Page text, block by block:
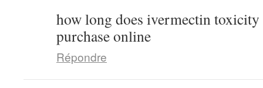
how long does ivermectin
purchase online
Répondre